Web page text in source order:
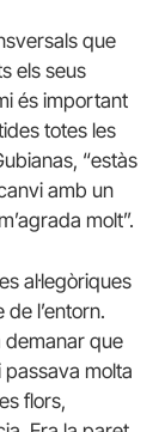
que
els seus
és important
totes les
“estàs
amb un
molt”.
al·legòriques
l’entorn.
demanar que
passava molta
flors,